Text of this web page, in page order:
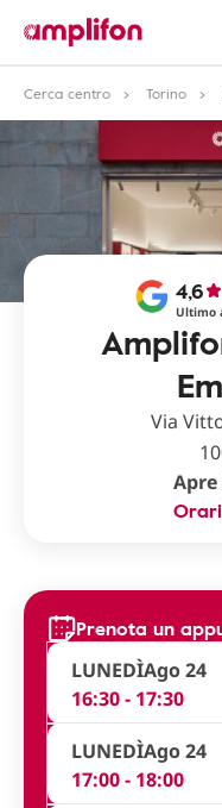
Cerca centro
Torino
4,6
Ultimo
Via
Apre
Prenota un
LUNEDÌAgo 24
16:30 - 17:30
LUNEDÌAgo 24
17:00 - 18:00